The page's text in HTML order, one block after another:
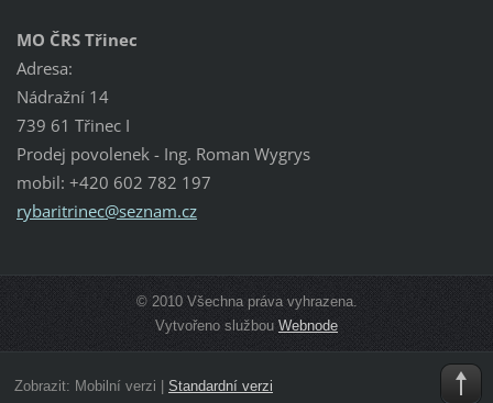
MO ČRS Třinec
Adresa:
Nádražní 14
739 61 Třinec I
Prodej povolenek - Ing. Roman Wygrys
mobil: +420 602 782 197
rybaritrinec@seznam.cz
© 2010 Všechna práva vyhrazena.
Vytvořeno službou Webnode
Zobrazit: Mobilní verzi Standardní verzi